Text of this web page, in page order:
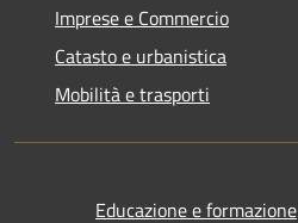
Imprese e Commercio
Catasto e urbanistica
Mobilità e trasporti
Educazione e formazione